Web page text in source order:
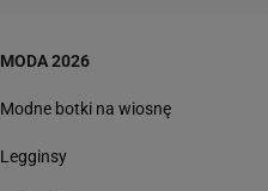
MODA 2026
Modne botki na wiosnę
Legginsy